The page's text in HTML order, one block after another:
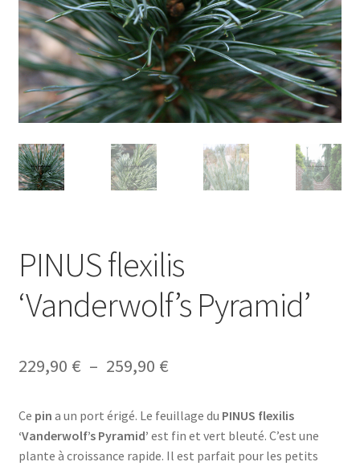
PINUS flexilis
‘Vanderwolf’s Pyramid’
229,90 € – 259,90 €Plage
prix :
229,90 €
Ce pin a un port érigé. Le feuillage du PINUS flexilis
‘Vanderwolf’s Pyramid’ est fin et vert bleuté. C’est une
plante à croissance rapide. Il est parfait pour les petits